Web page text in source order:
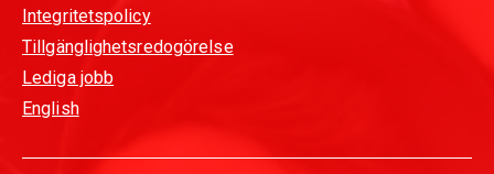
Integritetspolicy
Tillgänglighetsredogörelse
Lediga jobb
English